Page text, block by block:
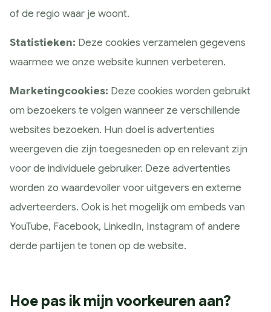
App ontwerp
Campagne design
Presteren
Blogs
of de regio waar je woont.
Statistieken: Deze cookies verzamelen gegevens
waarmee we onze website kunnen verbeteren.
Marketingcookies: Deze cookies worden gebruikt
om bezoekers te volgen wanneer ze verschillende
websites bezoeken. Hun doel is advertenties
weergeven die zijn toegesneden op en relevant zijn
voor de individuele gebruiker. Deze advertenties
worden zo waardevoller voor uitgevers en externe
adverteerders. Ook is het mogelijk om embeds van
YouTube, Facebook, LinkedIn, Instagram of andere
derde partijen te tonen op de website.
Hoe pas ik mijn voorkeuren aan?